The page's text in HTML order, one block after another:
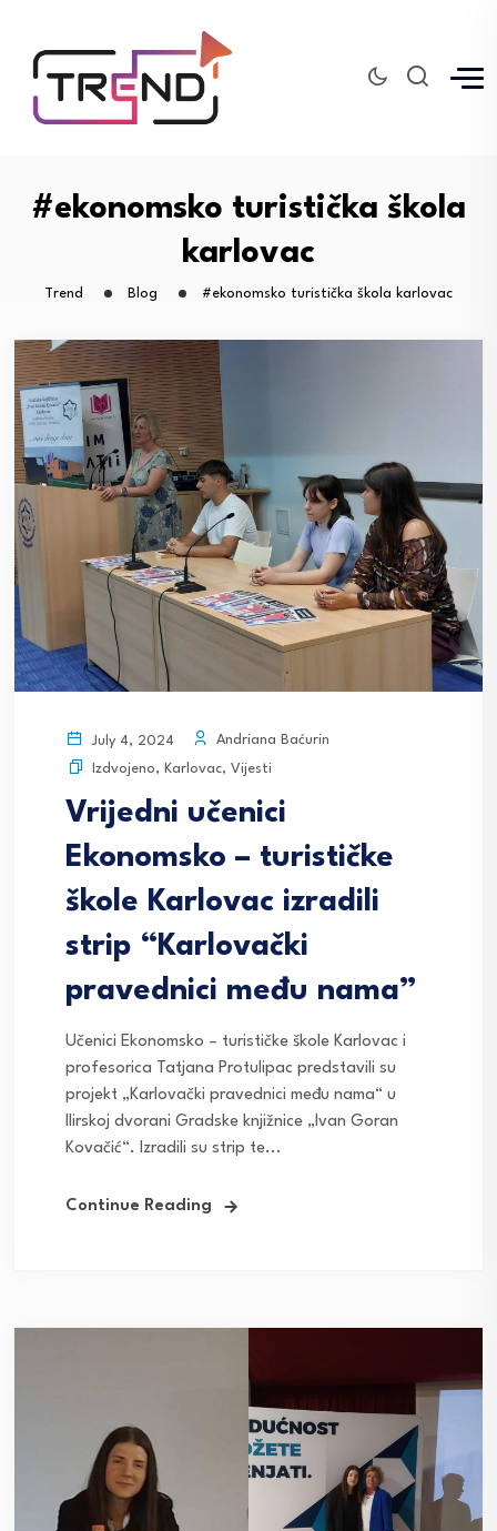
#ekonomsko turistička škola
karlovac
Trend Blog #ekonomsko turistička škola karlovac
July 4, 2024
Andriana Baćurin
Izdvojeno, Karlovac, Vijesti
Vrijedni učenici
Ekonomsko – turističke
škole Karlovac izradili
strip “Karlovački
pravednici među nama”
Učenici Ekonomsko – turističke škole Karlovac i
profesorica Tatjana Protulipac predstavili su
projekt „Karlovački pravednici među nama“ u
Ilirskoj dvorani Gradske knjižnice „Ivan Goran
Kovačić“. Izradili su strip te...
Continue Reading